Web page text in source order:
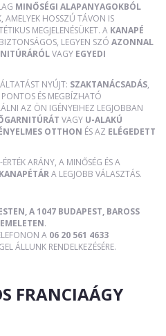
MINŐSÉGI ALAPANYAGOKBÓL
AMELYEK HOSSZÚ TÁVON IS
MEGJELENÉSÜKET. A KANAPÉ
LEGYEN SZÓ AZONNAL
VAGY EGYEDI
NYÚJT: SZAKTANÁCSADÁS,
PONTOS ÉS MEGBÍZHATÓ
AZ ÖN IGÉNYEIHEZ LEGJOBBAN
VAGY U-ALAKÚ
OTTHON ÉS AZ ELÉGEDETT
ARÁNY, A MINŐSÉG ÉS A
KANAPÉTÁRA LEGJOBB VÁLASZTÁS.
A 1047 BUDAPEST, BAROSS
.
A 06 20 561 4633
ÁLLUNK RENDELKEZÉSÉRE.
FRANCIAÁGY